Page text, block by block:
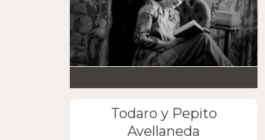
Todaro y Pepito
Avellaneda